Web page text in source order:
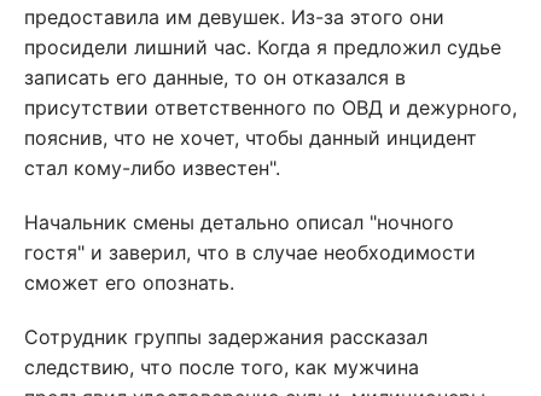
предоставила им девушек. Из-за этого они
просидели лишний час. Когда я предложил судье
записать его данные, то он отказался в
присутствии ответственного по ОВД и дежурного,
пояснив, что не хочет, чтобы данный инцидент
стал кому-либо известен".
Начальник смены детально описал "ночного
гостя" и заверил, что в случае необходимости
сможет его опознать.
Сотрудник группы задержания рассказал
следствию, что после того, как мужчина